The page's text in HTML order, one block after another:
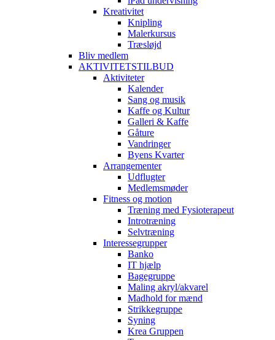
Kreativitet
Knipling
Malerkursus
Træsløjd
Bliv medlem
AKTIVITETSTILBUD
Aktiviteter
Kalender
Sang og musik
Kaffe og Kultur
Galleri & Kaffe
Gåture
Vandringer
Byens Kvarter
Arrangementer
Udflugter
Medlemsmøder
Fitness og motion
Træning med Fysioterapeut
Introtræning
Selvtræning
Interessegrupper
Banko
IT hjælp
Bagegruppe
Maling akryl/akvarel
Madhold for mænd
Strikkegruppe
Syning
Krea Gruppen